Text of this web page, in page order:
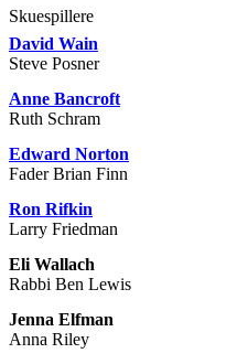
Skuespillere
David Wain
Steve Posner
Anne Bancroft
Ruth Schram
Edward Norton
Fader Brian Finn
Ron Rifkin
Larry Friedman
Eli Wallach
Rabbi Ben Lewis
Jenna Elfman
Anna Riley